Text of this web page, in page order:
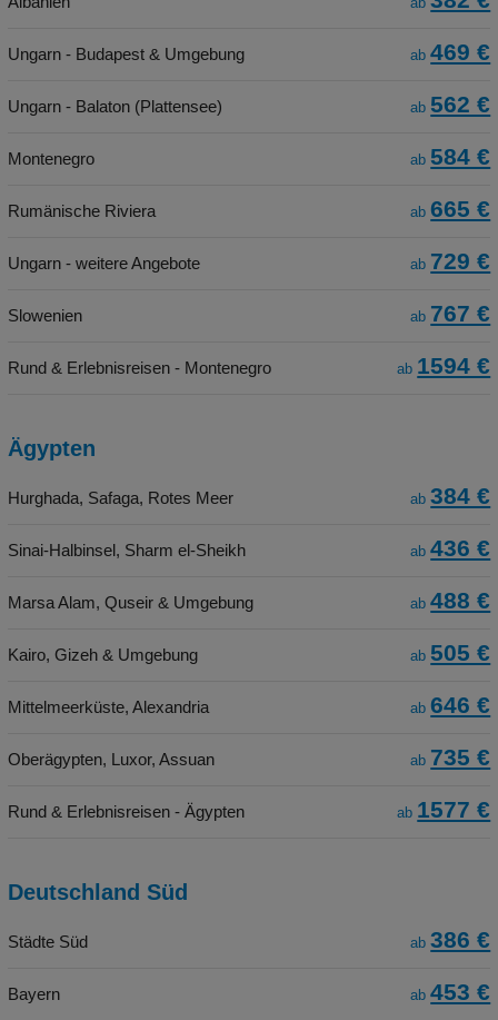
ab
Ungarn - Budapest & Umgebung ab 469 €
Ungarn - Balaton (Plattensee) ab 562 €
Montenegro ab 584 €
Rumänische Riviera ab 665 €
Ungarn - weitere Angebote ab 729 €
Slowenien ab 767 €
Rund & Erlebnisreisen - Montenegro ab 1594 €
Ägypten
Hurghada, Safaga, Rotes Meer ab 384 €
Sinai-Halbinsel, Sharm el-Sheikh ab 436 €
Marsa Alam, Quseir & Umgebung ab 488 €
Kairo, Gizeh & Umgebung ab 505 €
Mittelmeerküste, Alexandria ab 646 €
Oberägypten, Luxor, Assuan ab 735 €
Rund & Erlebnisreisen - Ägypten ab 1577 €
Deutschland Süd
Städte Süd ab 386 €
Bayern ab 453 €